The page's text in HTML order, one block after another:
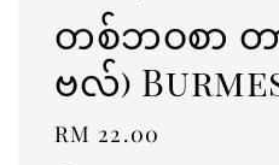
တစ်ဘဝစာ တာ
ဗလ်)
Regular
RM 22.00